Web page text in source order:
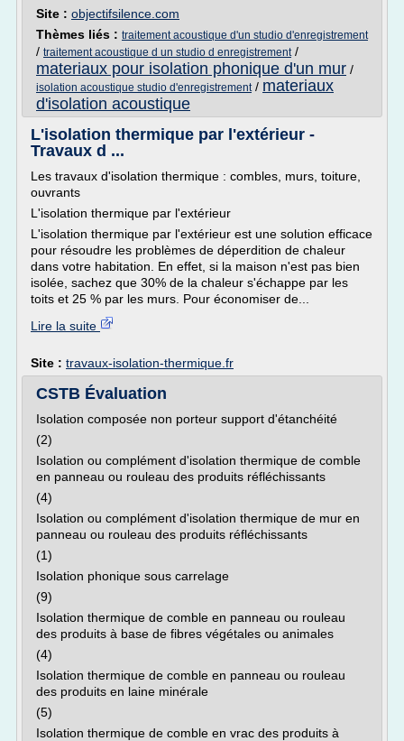
Site : objectifsilence.com
Thèmes liés : traitement acoustique d'un studio d'enregistrement
/ traitement acoustique d un studio d enregistrement/
materiaux pour isolation phonique d'un mur /
isolation acoustique studio d'enregistrement/ materiaux
d'isolation acoustique
L'isolation thermique par l'extérieur -
Travaux d ...
Les travaux d'isolation thermique : combles, murs, toiture,
ouvrants
L'isolation thermique par l'extérieur
L'isolation thermique par l'extérieur est une solution efficace
pour résoudre les problèmes de déperdition de chaleur
dans votre habitation. En effet, si la maison n'est pas bien
isolée, sachez que 30% de la chaleur s'échappe par les
toits et 25 % par les murs. Pour économiser de...
Lire la suite
Site : travaux-isolation-thermique.fr
CSTB Évaluation
Isolation composée non porteur support d'étanchéité
(2)
Isolation ou complément d'isolation thermique de comble
en panneau ou rouleau des produits réfléchissants
(4)
Isolation ou complément d'isolation thermique de mur en
panneau ou rouleau des produits réfléchissants
(1)
Isolation phonique sous carrelage
(9)
Isolation thermique de comble en panneau ou rouleau
des produits à base de fibres végétales ou animales
(4)
Isolation thermique de comble en panneau ou rouleau
des produits en laine minérale
(5)
Isolation thermique de comble en vrac des produits à